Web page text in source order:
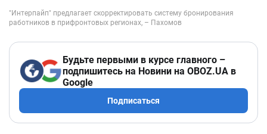
Будьте первыми в курсе главного –
подпишитесь на Новини на OBOZ.UA в
Google
Подписаться